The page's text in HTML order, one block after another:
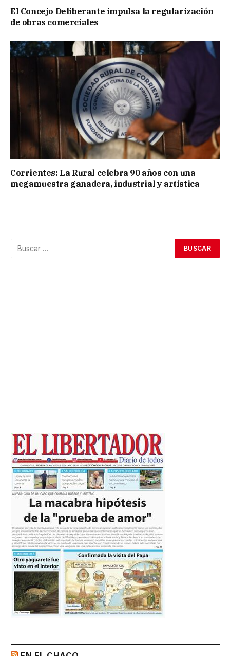
El Concejo Deliberante impulsa la regularización
de obras comerciales
Corrientes: La Rural celebra 90 años con una
megamuestra ganadera, industrial y artística